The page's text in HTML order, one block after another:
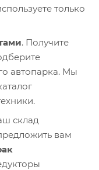
только
. Получите
автопарка. Мы
склад
вам